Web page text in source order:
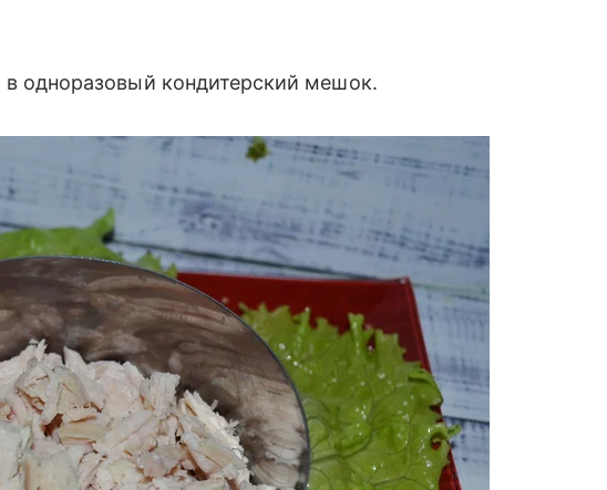
одноразовый кондитерский мешок.